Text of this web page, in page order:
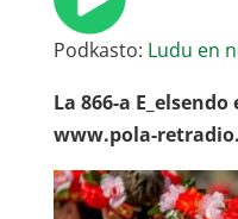
Podkasto: Ludu en
La 866-a E_elsendo
www.pola-